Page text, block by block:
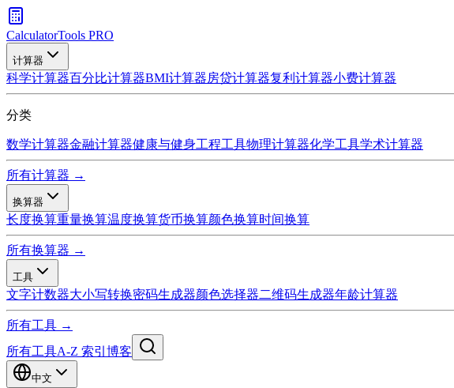
CalculatorTools PRO
计算器
科学计算器百分比计算器BMI计算器房贷计算器复利计算器小费计算器
分类
数学计算器金融计算器健康与健身工程工具物理计算器化学工具学术计算器
所有计算器 →
换算器
长度换算重量换算温度换算货币换算颜色换算时间换算
所有换算器 →
工具
文字计数器大小写转换密码生成器颜色选择器二维码生成器年龄计算器
所有工具 →
所有工具A-Z 索引 博客
中文